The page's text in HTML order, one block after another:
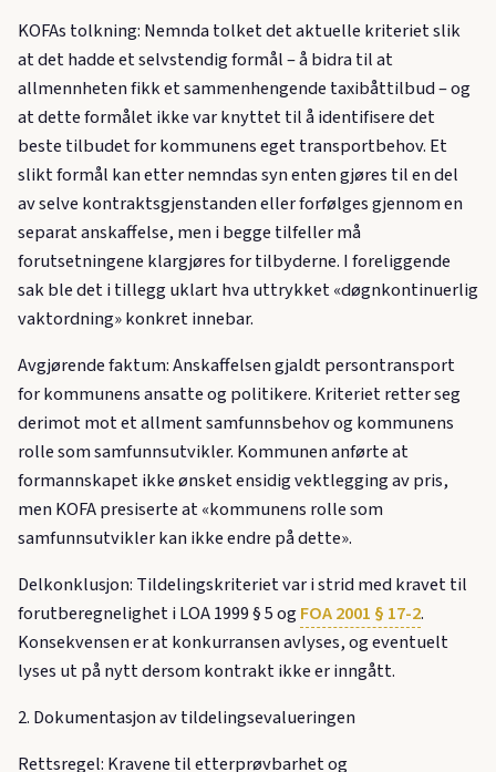
KOFAs tolkning: Nemnda tolket det aktuelle kriteriet slik
at det hadde et selvstendig formål – å bidra til at
allmennheten fikk et sammenhengende taxibåttilbud – og
at dette formålet ikke var knyttet til å identifisere det
beste tilbudet for kommunens eget transportbehov. Et
slikt formål kan etter nemndas syn enten gjøres til en del
av selve kontraktsgjenstanden eller forfølges gjennom en
separat anskaffelse, men i begge tilfeller må
forutsetningene klargjøres for tilbyderne. I foreliggende
sak ble det i tillegg uklart hva uttrykket «døgnkontinuerlig
vaktordning» konkret innebar.
Avgjørende faktum: Anskaffelsen gjaldt persontransport
for kommunens ansatte og politikere. Kriteriet retter seg
derimot mot et allment samfunnsbehov og kommunens
rolle som samfunnsutvikler. Kommunen anførte at
formannskapet ikke ønsket ensidig vektlegging av pris,
men KOFA presiserte at «kommunens rolle som
samfunnsutvikler kan ikke endre på dette».
Delkonklusjon: Tildelingskriteriet var i strid med kravet til
forutberegnelighet i LOA 1999 § 5 ogFOA 2001 § 17-2.
Konsekvensen er at konkurransen avlyses, og eventuelt
lyses ut på nytt dersom kontrakt ikke er inngått.
2. Dokumentasjon av tildelingsevalueringen
Rettsregel: Kravene til etterprøvbarhet og